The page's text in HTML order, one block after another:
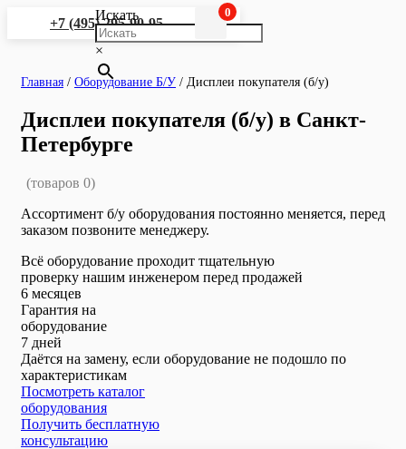
+7 (495) 295-90-95
Искать
×
0
Главная / Оборудование Б/У / Дисплеи покупателя (б/у)
Дисплеи покупателя (б/у) в Санкт-
Петербурге
(товаров 0)
Ассортимент б/у оборудования постоянно меняется, перед
заказом позвоните менеджеру.
Всё оборудование проходит тщательную
проверку нашим инженером перед продажей
6 месяцев
Гарантия на
оборудование
7 дней
Даётся на замену, если оборудование не подошло по
характеристикам
Посмотреть каталог
оборудования
Получить бесплатную
консультацию